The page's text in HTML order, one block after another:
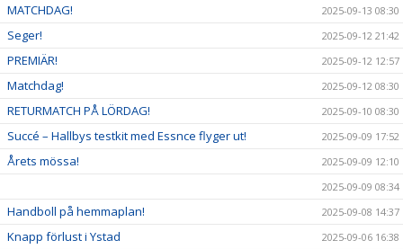
MATCHDAG! 2025-09-13 08:30
Seger! 2025-09-12 21:42
PREMIÄR! 2025-09-12 12:57
Matchdag! 2025-09-12 08:30
RETURMATCH PÅ LÖRDAG! 2025-09-10 08:30
Succé – Hallbys testkit med Essnce flyger ut! 2025-09-09 17:52
Årets mössa!
2025-09-09 12:10
2025-09-09 08:34
Handboll på hemmaplan! 2025-09-08 14:37
Knapp förlust i Ystad 2025-09-06 16:38